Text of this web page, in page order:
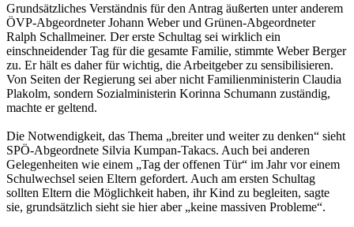
Grundsätzliches Verständnis für den Antrag äußerten unter anderem
ÖVP-Abgeordneter Johann Weber und Grünen-Abgeordneter
Ralph Schallmeiner. Der erste Schultag sei wirklich ein
einschneidender Tag für die gesamte Familie, stimmte Weber Berger
zu. Er hält es daher für wichtig, die Arbeitgeber zu sensibilisieren.
Von Seiten der Regierung sei aber nicht Familienministerin Claudia
Plakolm, sondern Sozialministerin Korinna Schumann zuständig,
machte er geltend.
Die Notwendigkeit, das Thema „breiter und weiter zu denken“ sieht
SPÖ-Abgeordnete Silvia Kumpan-Takacs. Auch bei anderen
Gelegenheiten wie einem „Tag der offenen Tür“ im Jahr vor einem
Schulwechsel seien Eltern gefordert. Auch am ersten Schultag
sollten Eltern die Möglichkeit haben, ihr Kind zu begleiten, sagte
sie, grundsätzlich sieht sie hier aber „keine massiven Probleme“.